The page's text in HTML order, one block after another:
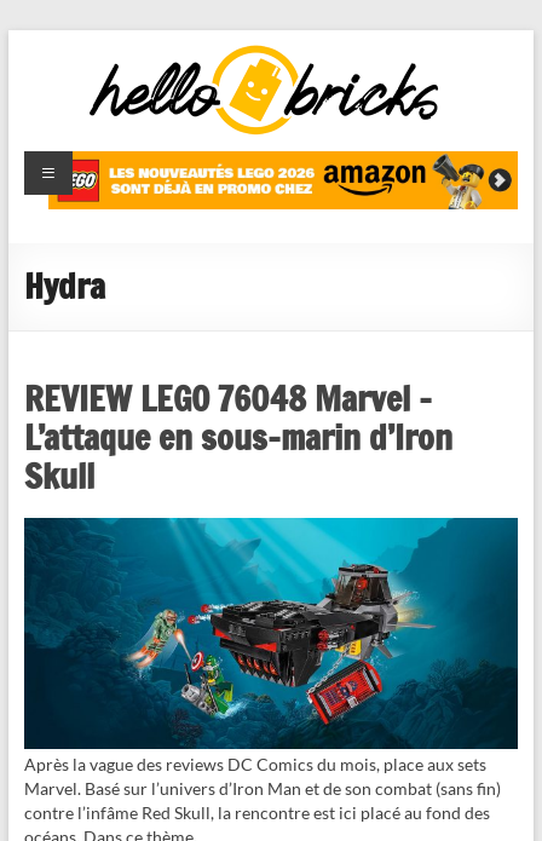
HelloBricks
Blog LEGO,
nouveaut�s
reviews
Hydra
REVIEW LEGO 76048 Marvel –
L’attaque en sous-marin d’Iron
Skull
Après la vague des reviews DC Comics du mois, place aux sets
Marvel. Basé sur l’univers d’Iron Man et de son combat (sans fin)
contre l’infâme Red Skull, la rencontre est ici placé au fond des
océans. Dans ce thème,